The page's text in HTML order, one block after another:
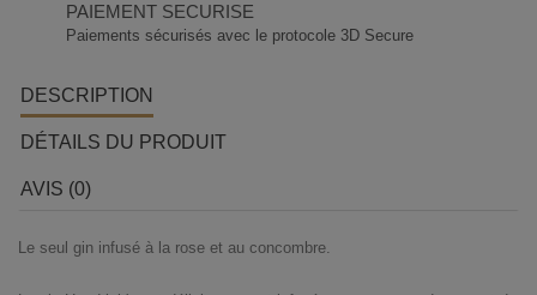
PAIEMENT SECURISE
Paiements sécurisés avec le protocole 3D Secure
DESCRIPTION
DÉTAILS DU PRODUIT
AVIS (0)
Le seul gin infusé à la rose et au concombre.